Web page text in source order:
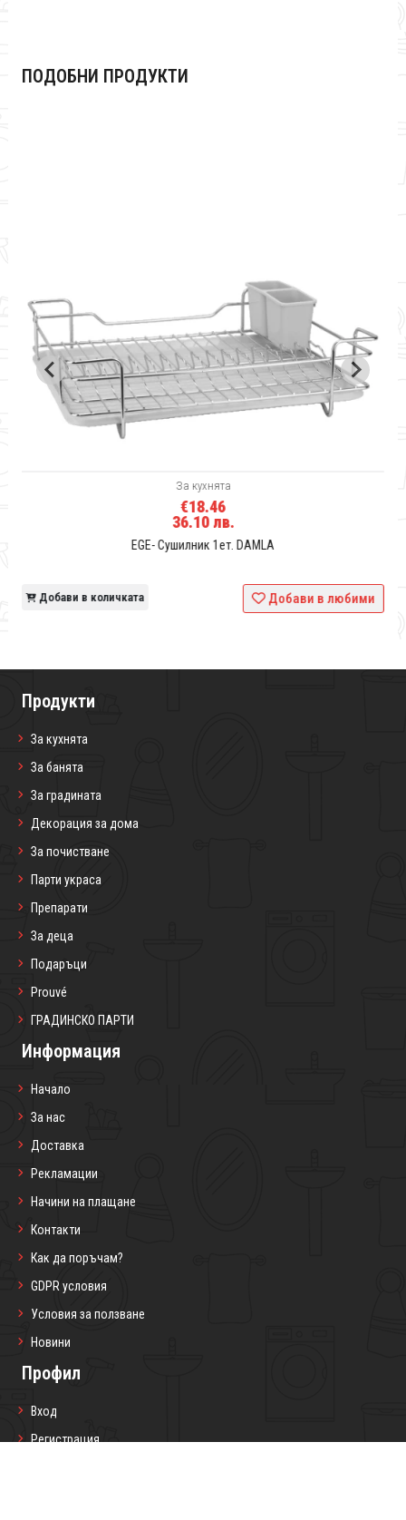
ПОДОБНИ ПРОДУКТИ
За кухнята
€18.46
36.10 лв.
EGE- Сушилник 1ет. DAMLA
Добави в количката Добави в любими
Продукти
За кухнята
За банята
За градината
Декорация за дома
За почистване
Парти украса
Препарати
За деца
Подаръци
Prouvé
ГРАДИНСКО ПАРТИ
Информация
Начало
За нас
Доставка
Рекламации
Начини на плащане
Контакти
Как да поръчам?
GDPR условия
Условия за ползване
Новини
Профил
Вход
Регистрация